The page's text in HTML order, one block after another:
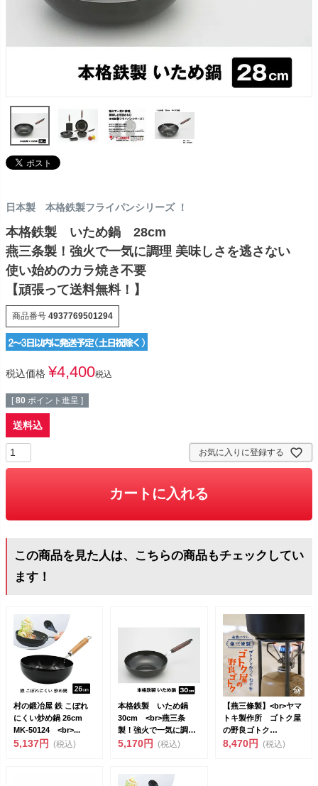
日本製 本格鉄製フライパンシリーズ ！
本格鉄製 いため鍋 28cm
燕三条製！強火で一気に調理 美味しさを逃さない
使い始めのカラ焼き不要
【頑張って送料無料！】
商品番号 4937769501294
税込価格 ¥4,400税込
[ 80 ポイント進呈 ]
送料込
お気に入りに登録する
カートに入れる
この商品を見た人は、こちらの商品もチェックしてい
ます！
村の鍛冶屋 鉄 こぼれ
にくい炒め鍋 26cm
MK-50124 <br>...
5,137円 (税込)
本格鉄製 いため鍋
30cm <br>燕三条
製！強火で一気に調理
美味し...
5,170円 (税込)
【燕三條製】<br>ヤマ
トキ製作所 ゴトク屋
の野良ゴトク
[801051...
8,470円 (税込)